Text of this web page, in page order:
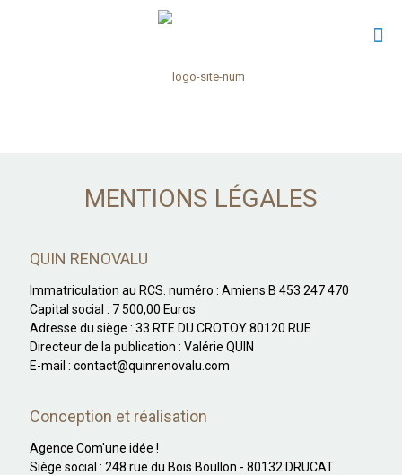
MENTIONS LÉGALES
QUIN RENOVALU
Immatriculation au RCS. numéro : Amiens B 453 247 470
Capital social : 7 500,00 Euros
Adresse du siège : 33 RTE DU CROTOY 80120 RUE
Directeur de la publication : Valérie QUIN
E-mail : contact@quinrenovalu.com
Conception et réalisation
Agence Com'une idée !
Siège social : 248 rue du Bois Boullon - 80132 DRUCAT